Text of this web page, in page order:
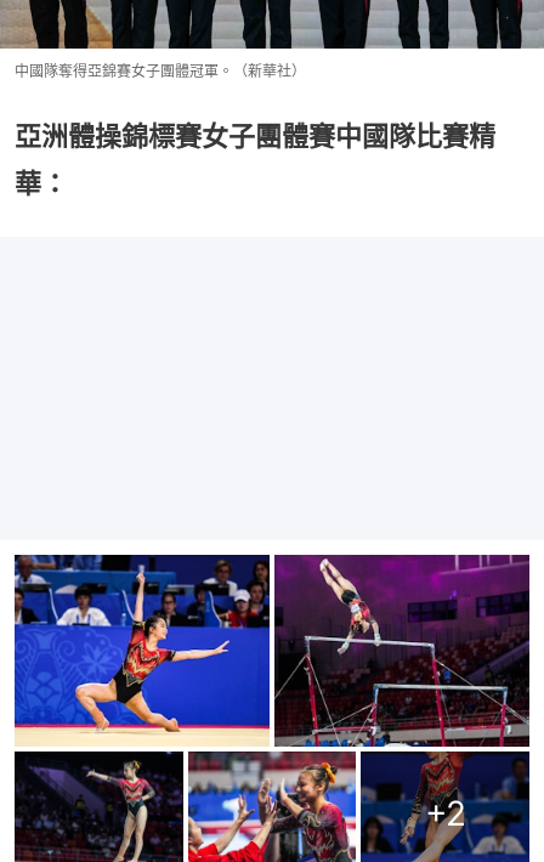
中國隊奪得亞錦賽女子團體冠軍。（新華社）
亞洲體操錦標賽女子團體賽中國隊比賽精
華：
+2